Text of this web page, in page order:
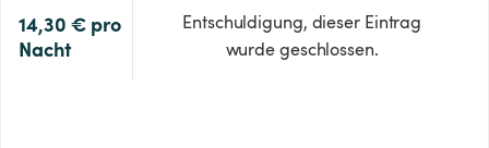
14,30 € pro
Nacht
Entschuldigung, dieser Eintrag
wurde geschlossen.